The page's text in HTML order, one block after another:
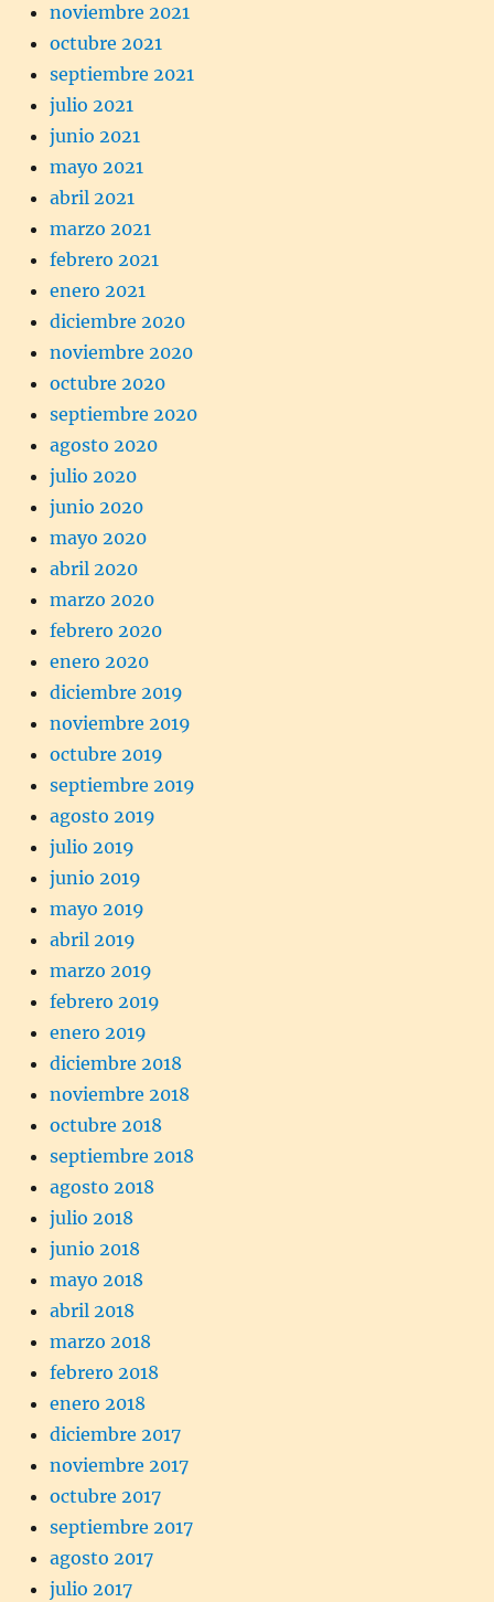
noviembre 2021
octubre 2021
septiembre 2021
julio 2021
junio 2021
mayo 2021
abril 2021
marzo 2021
febrero 2021
enero 2021
diciembre 2020
noviembre 2020
octubre 2020
septiembre 2020
agosto 2020
julio 2020
junio 2020
mayo 2020
abril 2020
marzo 2020
febrero 2020
enero 2020
diciembre 2019
noviembre 2019
octubre 2019
septiembre 2019
agosto 2019
julio 2019
junio 2019
mayo 2019
abril 2019
marzo 2019
febrero 2019
enero 2019
diciembre 2018
noviembre 2018
octubre 2018
septiembre 2018
agosto 2018
julio 2018
junio 2018
mayo 2018
abril 2018
marzo 2018
febrero 2018
enero 2018
diciembre 2017
noviembre 2017
octubre 2017
septiembre 2017
agosto 2017
julio 2017